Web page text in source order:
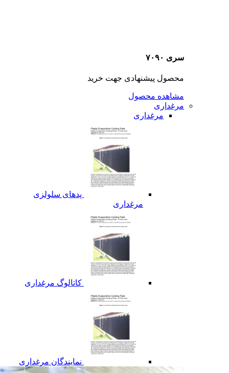
سری ۷۰۹۰
محصول پیشنهادی جهت خرید
مشاهده محصول
مرغداری
مرغداری
پدهای سلولزی
مرغداری
کاتالوگ مرغداری
نمایندگان مرغداری